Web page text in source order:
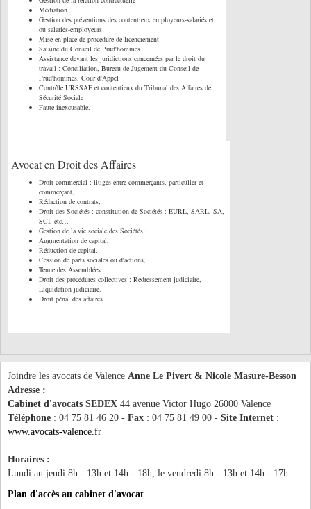
Médiation
Gestion des préventions des contentieux employeurs-salariés et
ou salariés-employeurs
Mise en place de procédure de licenciement
Saisine du Conseil de Prud'hommes
Assistance devant les juridictions concernées par le droit du
travail : Conciliation, Bureau de Jugement du Conseil de
Prud'hommes, Cour d'Appel
Contrôle URSSAF et contentieux du Tribunal des Affaires de
Sécurité Sociale
Faute inexcusable.
Avocat en Droit des Affaires
Droit commercial : litiges entre commerçants, particulier et
commerçant,
Rédaction de contrats,
Droit des Sociétés : constitution de Sociétés : EURL, SARL, SA,
SCI, etc…
Gestion de la vie sociale des Sociétés :
Augmentation de capital,
Réduction de capital,
Cession de parts sociales ou d'actions,
Tenue des Assemblées
Droit des procédures collectives : Redressement judiciaire,
Liquidation judiciaire.
Droit pénal des affaires.
Joindre les avocats de Valence Anne Le Pivert & Nicole Masure-Besson
Adresse :
Cabinet d'avocats SEDEX 44 avenue Victor Hugo 26000 Valence
Téléphone : 04 75 81 46 20 - Fax : 04 75 81 49 00 - Site Internet :
www.avocats-valence.fr
Horaires :
Lundi au jeudi 8h - 13h et 14h - 18h, le vendredi 8h - 13h et 14h - 17h
Plan d'accès au cabinet d'avocat